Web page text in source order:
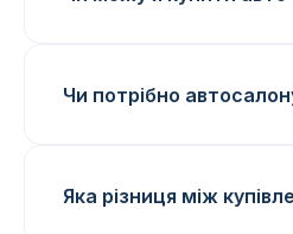
Чи потрібно
Яка різниця між